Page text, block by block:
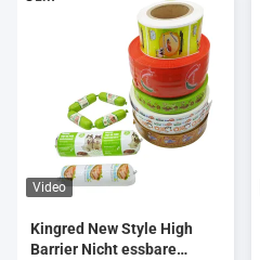
Video
Kingred New Style High
Barrier Nicht essbare